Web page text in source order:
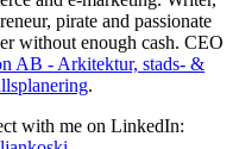
pirate and passionate
without enough cash. CEO
AB - Arkitektur, stads- &
.
with me on LinkedIn: